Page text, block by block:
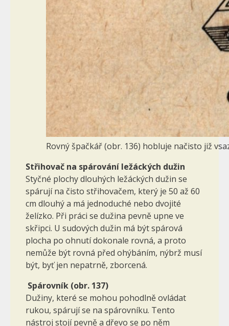
Rovný špačkář (obr. 136) hobluje načisto již
Střihovač na spárování ležáckých dužin
Styčné plochy dlouhých ležáckých dužin se
spárují na čisto střihovačem, který je 50 až 60
cm dlouhý a má jednoduché nebo dvojité
želízko. Při práci se dužina pevně upne ve
skřipci. U sudových dužin má být spárová
plocha po ohnutí dokonale rovná, a proto
nemůže být rovná před ohýbáním, nýbrž musí
být, byť jen nepatrně, zborcená.
Spárovník (obr. 137)
Dužiny, které se mohou pohodlně ovládat
rukou, spárují se na spárovníku. Tento
nástroj stojí pevně a dřevo se po něm